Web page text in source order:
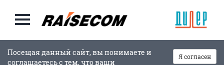
Посещая данный сайт, вы понимаете и
соглашаетесь с тем, что ваши
Я согласен